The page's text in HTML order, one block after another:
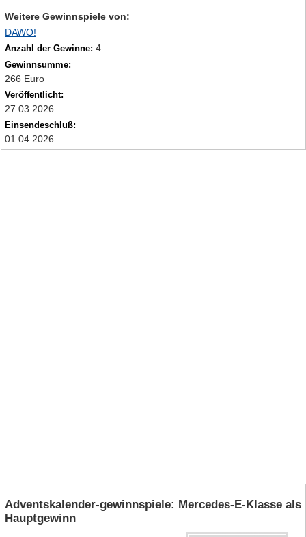
Weitere Gewinnspiele von:
DAWO!
Anzahl der Gewinne: 4
Gewinnsumme:
266 Euro
Veröffentlicht:
27.03.2026
Einsendeschluß:
01.04.2026
Adventskalender-gewinnspiele: Mercedes‑E‑Klasse als
Hauptgewinn